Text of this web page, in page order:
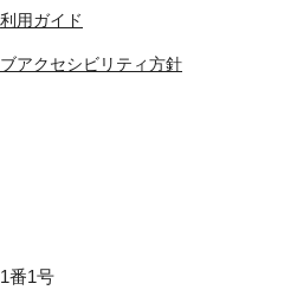
利用ガイド
アクセシビリティ方針
番1号